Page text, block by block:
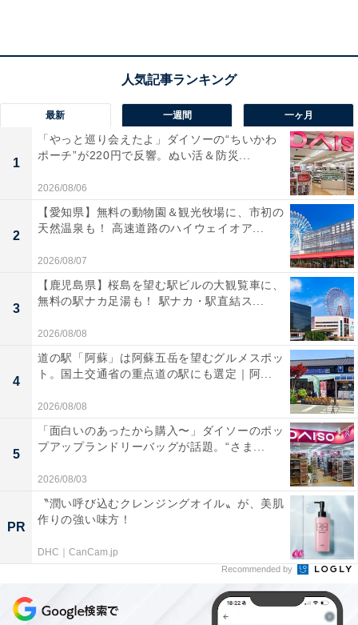
所在地：大分県別府市堀田5組
大人1名（参考価格）：公式Webサイトをご確認くださ
※料金は公式Webサイト参考価格
※プラン・部屋により価格は変動します
チェックイン・チェックアウト
チェックイン：15:00
チェックアウト：11:00
※プランにより時間が異なる可能性があります
【別府温泉郷の人気ホテル】「SEKIYA
RESORT テラス御堂原」が選ばれる理由
最新 一週間 一ヶ月
1
「やっと巡り会えたよ」ダイソーの“ちいかわ
ポーチ”が220円で反響。ぬい活＆防災...
2026/08/06
2
【愛知県】無料の動物園＆観光牧場に、市初の
天然温泉も！ 高速道路のハイウェイオア...
2026/08/07
3
【鹿児島県】桜島を望む駅ビルの大観覧車に、
無料の駅ナカ足湯も！ 駅ナカ・駅直結ス...
2026/08/08
4
道の駅「阿蘇」は阿蘇五岳を望むグルメスポッ
ト。国土交通省の重点道の駅にも選定｜阿...
2026/08/08
5
「面白いのあったから購入〜」ダイソーのポッ
プアップランドリーバッグが話題。“さま...
2026/08/03
PR
〝潤い呼び込むクレンジングオイル〟が、美肌
作りの強い味方！
DHC｜CanCam.jp
Recommended by